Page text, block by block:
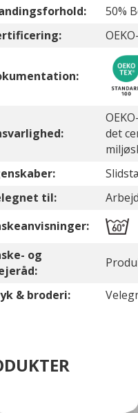
50%
det
til:
og
& broderi: